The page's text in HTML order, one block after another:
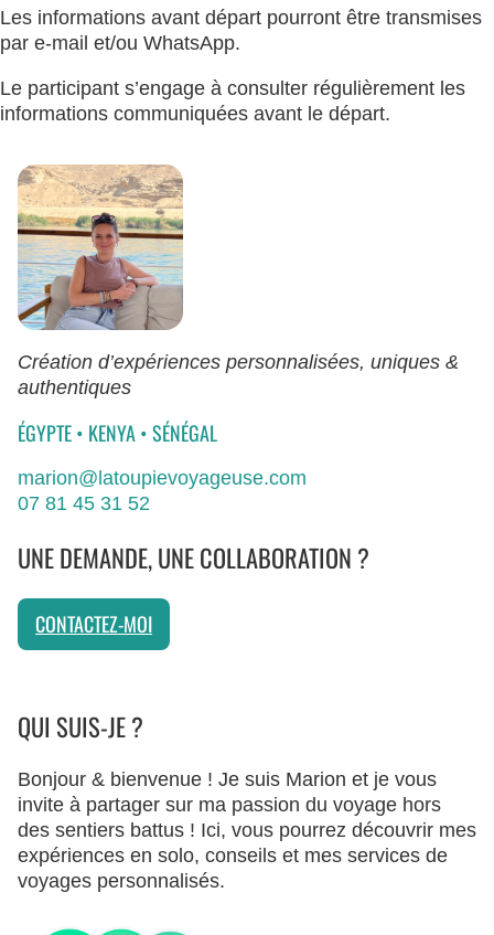
Les informations avant départ pourront être transmises
par e-mail et/ou WhatsApp.
Le participant s’engage à consulter régulièrement les
informations communiquées avant le départ.
Création d’expériences personnalisées, uniques &
authentiques
ÉGYPTE• KENYA•SÉNÉGAL
marion@latoupievoyageuse.com
07 81 45 31 52
UNE DEMANDE, UNE COLLABORATION ?
CONTACTEZ-MOI
QUI SUIS-JE ?
Bonjour & bienvenue ! Je suis Marion et je vous
invite à partager sur ma passion du voyage hors
des sentiers battus ! Ici, vous pourrez découvrir mes
expériences en solo, conseils et mes services de
voyages personnalisés.